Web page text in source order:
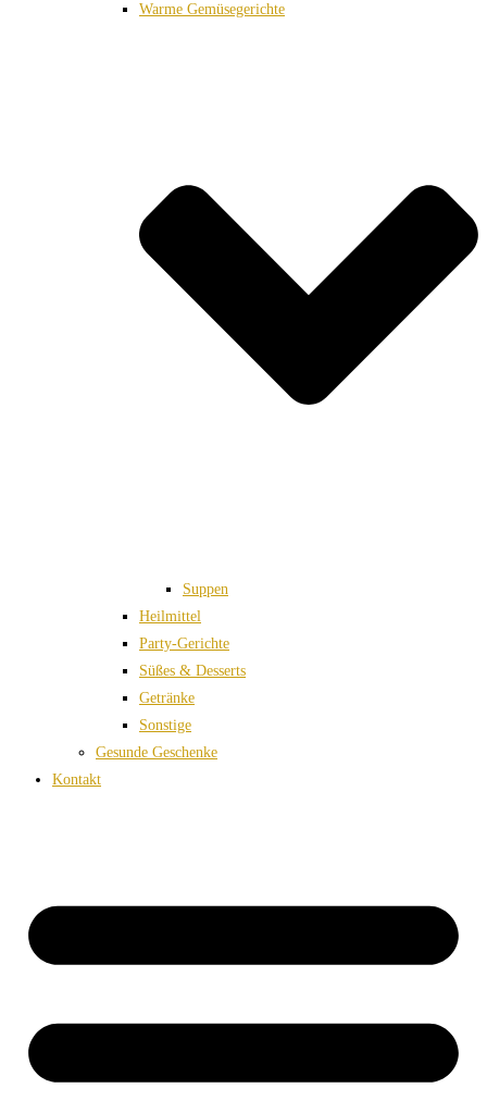
Warme Gemüsegerichte
Suppen
Heilmittel
Party-Gerichte
Süßes & Desserts
Getränke
Sonstige
Gesunde Geschenke
Kontakt